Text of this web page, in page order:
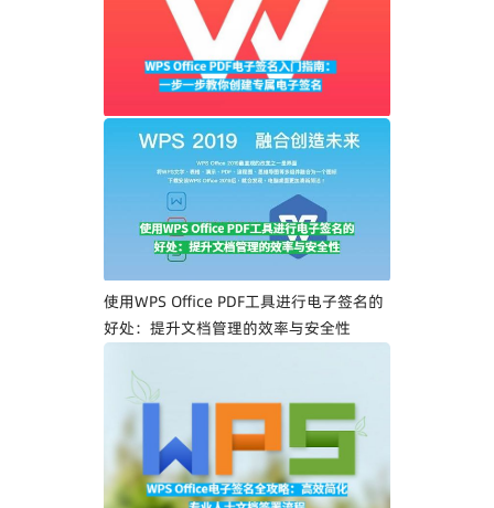
WPS Office PDF电子签名入门指南：一步
一步教你创建专属电子签名
使用WPS Office PDF工具进行电子签名的
好处：提升文档管理的效率与安全性